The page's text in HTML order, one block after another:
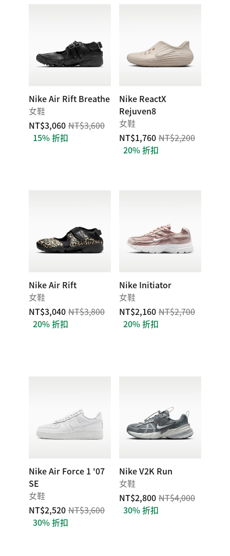
Nike Air Rift Breathe
女鞋
NT$3,060 NT$3,600
15% 折扣
Nike ReactX
Rejuven8
女鞋
NT$1,760 NT$2,200
20% 折扣
Nike Air Rift
女鞋
NT$3,040 NT$3,800
20% 折扣
Nike Initiator
女鞋
NT$2,160 NT$2,700
20% 折扣
Nike Air Force 1 '07
SE
女鞋
NT$2,520 NT$3,600
30% 折扣
Nike V2K Run
女鞋
NT$2,800 NT$4,000
30% 折扣